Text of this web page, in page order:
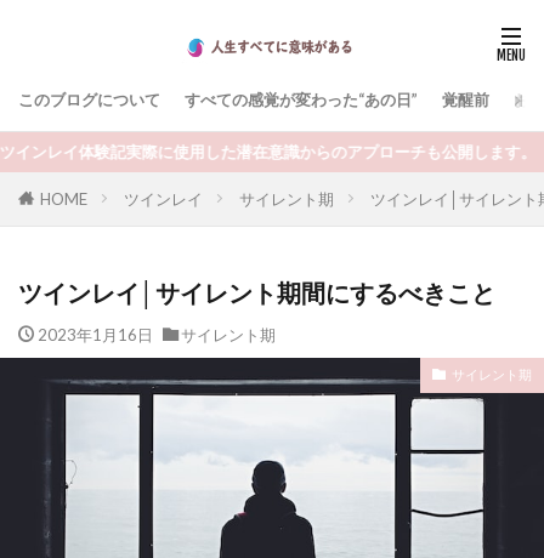
このブログについて すべての感覚が変わった“あの日” 覚醒前 お
に使用した潜在意識からのアプローチも公開します。
HOME ツインレイ サイレント期 ツインレイ│サイレン
ツインレイ│サイレント期間にするべきこと
2023年1月16日 サイレント期
サイレント期